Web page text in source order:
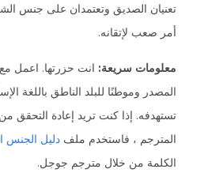
تعنيان الصديق وتعتمدان على جنس
أمر صعب لإتقانه.
معلومات سريعة: انت حزرتها. اعمل
المصدر وموطنًا للبلد الناطق باللغة
تستهدفه. إذا كنت تريد إعادة
المترجم ، فاستخدم ملف دليل الجنس
الكلمة من خلال مترجم جوجل.